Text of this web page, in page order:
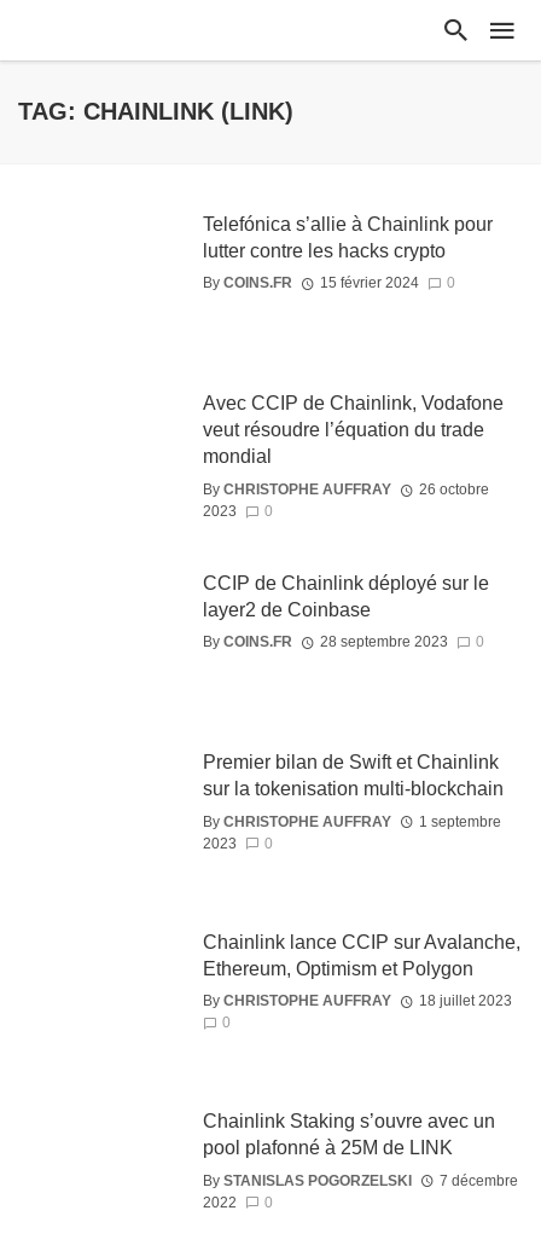
TAG: CHAINLINK (LINK)
Telefónica s’allie à Chainlink pour
lutter contre les hacks crypto
By COINS.FR 15 février 2024 0
Avec CCIP de Chainlink, Vodafone
veut résoudre l’équation du trade
mondial
By CHRISTOPHE AUFFRAY
26 octobre
2023
0
CCIP de Chainlink déployé sur le
layer2 de Coinbase
By COINS.FR 28 septembre 2023 0
Premier bilan de Swift et Chainlink
sur la tokenisation multi-blockchain
By CHRISTOPHE AUFFRAY
1 septembre
2023
0
Chainlink lance CCIP sur Avalanche,
Ethereum, Optimism et Polygon
By CHRISTOPHE AUFFRAY
18 juillet 2023
0
Chainlink Staking s’ouvre avec un
pool plafonné à 25M de LINK
By STANISLAS POGORZELSKI
7 décembre
2022
0